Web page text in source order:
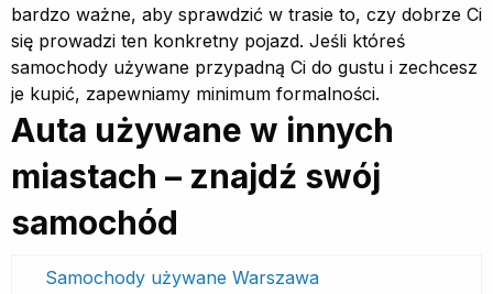
bardzo ważne, aby sprawdzić w trasie to, czy dobrze Ci
się prowadzi ten konkretny pojazd. Jeśli któreś
samochody używane przypadną Ci do gustu i zechcesz
je kupić, zapewniamy minimum formalności.
Auta używane w innych
miastach – znajdź swój
samochód
Samochody używane Warszawa